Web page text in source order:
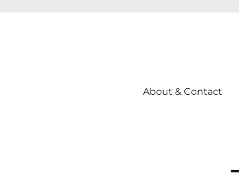
About & Contact